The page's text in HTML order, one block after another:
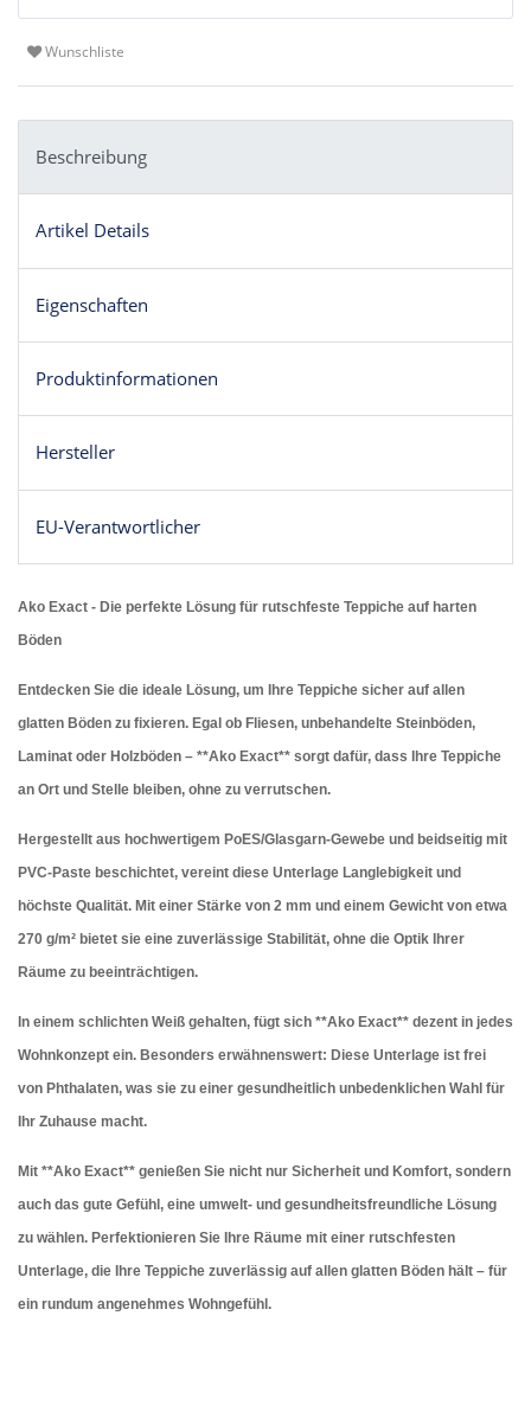
Wunschliste
Beschreibung
Artikel Details
Eigenschaften
Produktinformationen
Hersteller
EU-Verantwortlicher
Ako Exact - Die perfekte Lösung für rutschfeste Teppiche auf harten
Böden
Entdecken Sie die ideale Lösung, um Ihre Teppiche sicher auf allen
glatten Böden zu fixieren. Egal ob Fliesen, unbehandelte Steinböden,
Laminat oder Holzböden – **Ako Exact** sorgt dafür, dass Ihre Teppiche
an Ort und Stelle bleiben, ohne zu verrutschen.
Hergestellt aus hochwertigem PoES/Glasgarn-Gewebe und beidseitig mit
PVC-Paste beschichtet, vereint diese Unterlage Langlebigkeit und
höchste Qualität. Mit einer Stärke von 2 mm und einem Gewicht von etwa
270 g/m² bietet sie eine zuverlässige Stabilität, ohne die Optik Ihrer
Räume zu beeinträchtigen.
In einem schlichten Weiß gehalten, fügt sich **Ako Exact** dezent in jedes
Wohnkonzept ein. Besonders erwähnenswert: Diese Unterlage ist frei
von Phthalaten, was sie zu einer gesundheitlich unbedenklichen Wahl für
Ihr Zuhause macht.
Mit **Ako Exact** genießen Sie nicht nur Sicherheit und Komfort, sondern
auch das gute Gefühl, eine umwelt- und gesundheitsfreundliche Lösung
zu wählen. Perfektionieren Sie Ihre Räume mit einer rutschfesten
Unterlage, die Ihre Teppiche zuverlässig auf allen glatten Böden hält – für
ein rundum angenehmes Wohngefühl.